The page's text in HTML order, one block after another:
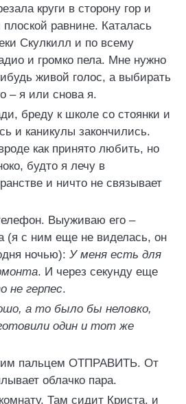
круги в сторону гор и
равнине. Каталась
Скулкилл и по всему
и громко пела. Мне нужно
живой голос, а выбирать
– я или снова я.
бреду к школе со стоянки и
и каникулы закончились.
как принято любить, но
будто я лечу в
и ничто не связывает
Выуживаю его –
(я с ним еще не виделась, он
ночью): У меня есть для
. И через секунду еще
не герпес.
а то было бы неловко,
один и тот же
пальцем ОТПРАВИТЬ. От
облачко пара.
Там сидит Криста, и